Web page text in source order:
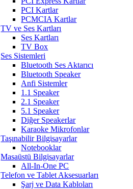
PCI Kartlar
PCMCIA Kartlar
TV ve Ses Kartları
Ses Kartları
TV Box
Ses Sistemleri
Bluetooth Ses Aktarıcı
Bluetooth Speaker
Anfi Sistemler
1.1 Speaker
2.1 Speaker
5.1 Speaker
Diğer Speakerlar
Karaoke Mikrofonlar
Taşınabilir Bilgisayarlar
Notebooklar
Masaüstü Bilgisayarlar
All-In-One PC
Telefon ve Tablet Aksesuarları
Şarj ve Data Kabloları